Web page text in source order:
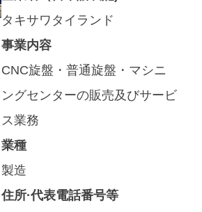
タキサワタイランド
事業内容
CNC旋盤・普通旋盤・マシニ
ングセンターの販売及びサービ
ス業務
業種
製造
住所·代表電話番号等